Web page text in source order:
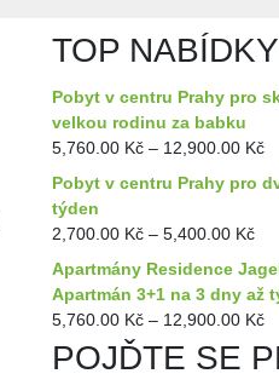
TOP NABÍDKY
Pobyt v centru Prahy pro
velkou rodinu za babku
5,760.00 Kč – 12,900.00 Kč
Pobyt v centru Prahy pro
týden
2,700.00 Kč –5,400.00 Kč
Apartmány Residence
Apartmán 3+1 na 3 dny až
5,760.00 Kč – 12,900.00 Kč
POJĎTE SE